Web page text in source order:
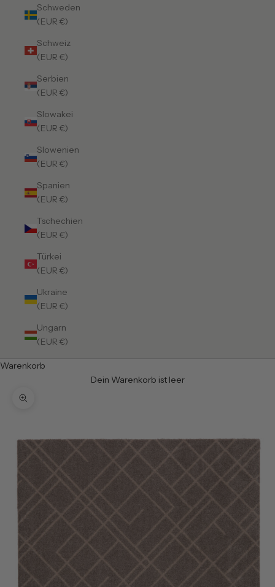
Schweden
(EUR €)
Schweiz
(EUR €)
Serbien
(EUR €)
Slowakei
(EUR €)
Slowenien
(EUR €)
Spanien
(EUR €)
Tschechien
(EUR €)
Türkei
(EUR €)
Ukraine
(EUR €)
Ungarn
(EUR €)
Warenkorb
Dein Warenkorb ist leer
Bild vergrößern